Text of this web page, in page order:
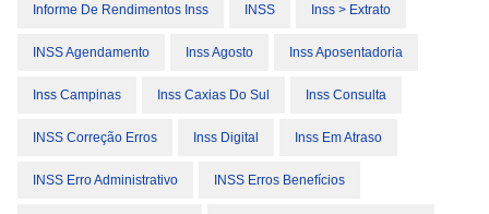
Informe De Rendimentos Inss INSS Inss > Extrato
INSS Agendamento Inss Agosto Inss Aposentadoria
Inss Campinas Inss Caxias Do Sul Inss Consulta
INSS Correção Erros Inss Digital Inss Em Atraso
INSS Erro Administrativo INSS Erros Benefícios